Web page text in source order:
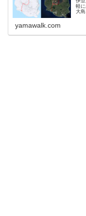
軽
大
yamawalk.com